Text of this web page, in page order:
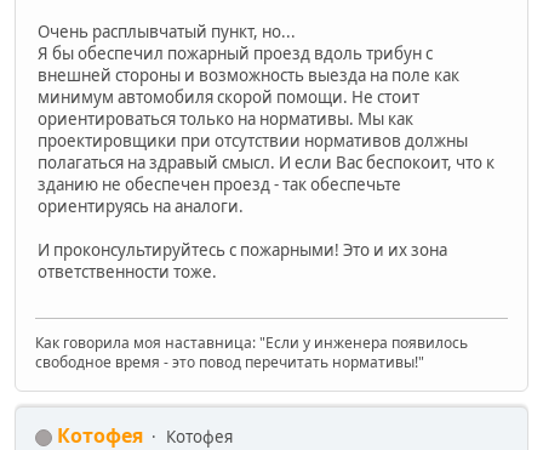
Очень расплывчатый пункт, но...
Я бы обеспечил пожарный проезд вдоль трибун с
внешней стороны и возможность выезда на поле как
минимум автомобиля скорой помощи. Не стоит
ориентироваться только на нормативы. Мы как
проектировщики при отсутствии нормативов должны
полагаться на здравый смысл. И если Вас беспокоит, что к
зданию не обеспечен проезд - так обеспечьте
ориентируясь на аналоги.
И проконсультируйтесь с пожарными! Это и их зона
ответственности тоже.
Как говорила моя наставница: "Если у инженера появилось
свободное время - это повод перечитать нормативы!"
Котофея
Котофея